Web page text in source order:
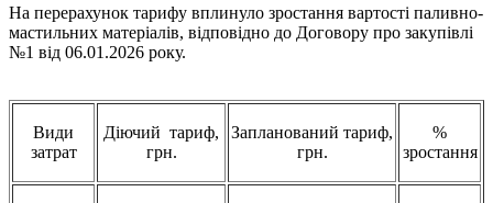
На перерахунок тарифу вплинуло зростання вартості паливно-
мастильних матеріалів, відповідно до Договору про закупівлі
№1 від 06.01.2026 року.
Види
затрат
Діючий тариф,
грн.
Запланований тариф,
грн.
%
зростання